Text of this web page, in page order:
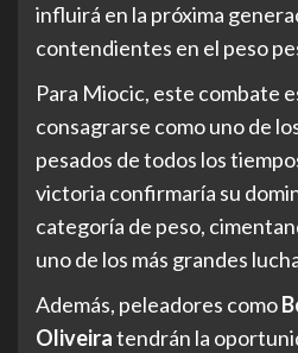
influirá en la próxima
contendientes en el peso
Para Miocic, este combate
consagrarse como uno de
pesados de todos los
victoria confirmaría su
categoría de peso,
uno de los más grandes
Además, peleadores como
Oliveiratendrán la